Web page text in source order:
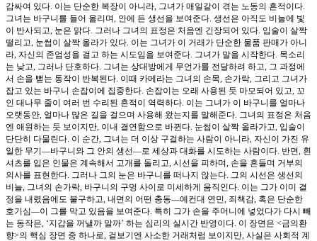
감싸여 있다. 이는 단순한 복장이 아니라, 그녀가 매일같이 겪는 노동의 흔적이다.
그녀는 바구니를 들어 올리며, 안에 든 생선을 보여준다. 생선은 아직도 비늘에 빛
이 반사되고, 눈은 맑다. 그러나 그녀의 표정은 처음엔 긴장되어 있다. 입술이 살짝
떨리고, 눈썹이 살짝 올라가 있다. 이는 그녀가 이 거래가 단순한 물품 판매가 아니
라, 자신의 존엄성을 걸고 하는 시도임을 보여준다. 그녀가 말을 시작한다. 목소리
는 낮고, 그러나 단호하다. 그녀는 상대방에게 무언가를 전달하려 하고, 그 과정에
서 손을 뻗는 동작이 반복된다. 이때 카메라는 그녀의 손목, 손가락, 그리고 그녀가
잡고 있는 바구니 손잡이에 집중한다. 손잡이는 오래 사용된 듯 마모되어 있고, 꼬
인 대나무 줄이 여러 번 수리된 흔적이 역력하다. 이는 그녀가 이 바구니를 얼마나
오랫동안, 얼마나 많은 길을 걸으며 사용해 왔는지를 말해준다. 그녀의 표정은 처음
엔 애원하는 듯 보이지만, 이내 결연함으로 바뀐다. 눈썹이 살짝 올라가고, 입술이
단단히 다물린다. 이 순간, 그녀는 더 이상 구걸하는 사람이 아니라, 자신이 가진 유
일한 무기—바구니와 그 안의 생선—로 세상과 대화를 시도하는 사람이다. 반면, 흰
셔츠를 입은 인물은 계속해서 고개를 돌리고, 시선을 피하며, 손을 흔들며 거부의
의사를 표현한다. 그러나 그의 눈은 바구니를 떠나지 않는다. 그의 시선은 생선의
비늘, 그녀의 손가락, 바구니의 구멍 사이로 미세하게 움직인다. 이는 그가 이미 결
정을 내렸음에도 불구하고, 내면의 어떤 충동—예컨대 연민, 죄책감, 혹은 단순한
호기심—이 그를 막고 있음을 보여준다. 특히 그가 손을 주머니에 넣었다가 다시 빼
는 동작은, ‘지갑을 꺼낼까 말까’ 하는 심리의 실시간 반영이다. 이 장면은 <금의환
향>의 핵심 장면 중 하나로, 겉보기엔 사소한 거래처럼 보이지만, 사실은 사회적 계